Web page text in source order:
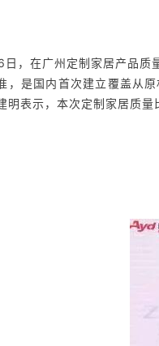
日，在广州定制家居产品质
，是国内首次建立覆盖从
明表示，本次定制家居质量